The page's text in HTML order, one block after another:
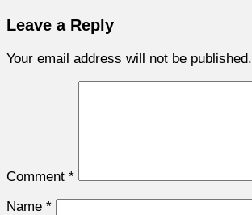
Leave a Reply
Your email address will not be published.
Comment *
Name *